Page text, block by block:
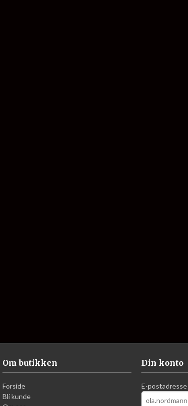
Om butikken
Forside
Bli kunde
Din konto
E-postadresse